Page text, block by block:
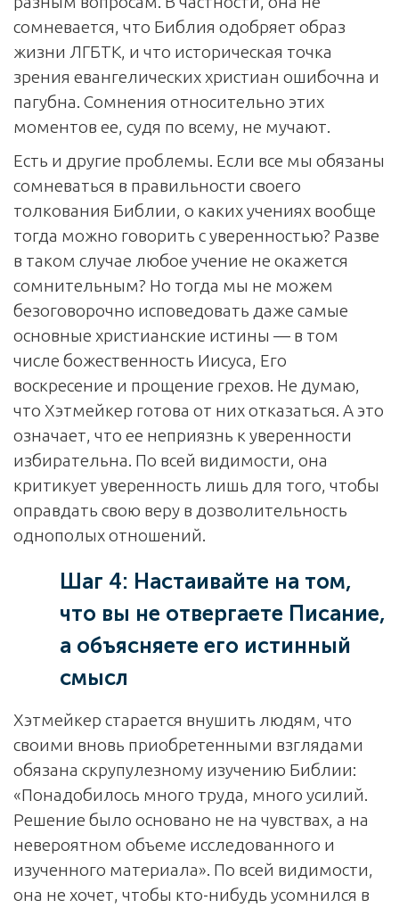
сомневается, что Библия одобряет образ
жизни ЛГБТК, и что историческая точка
зрения евангелических христиан ошибочна и
пагубна. Сомнения относительно этих
моментов ее, судя по всему, не мучают.
Есть и другие проблемы. Если все мы обязаны
сомневаться в правильности своего
толкования Библии, о каких учениях вообще
тогда можно говорить с уверенностью? Разве
в таком случае любое учение не окажется
сомнительным? Но тогда мы не можем
безоговорочно исповедовать даже самые
основные христианские истины — в том
числе божественность Иисуса, Его
воскресение и прощение грехов. Не думаю,
что Хэтмейкер готова от них отказаться. А это
означает, что ее неприязнь к уверенности
избирательна. По всей видимости, она
критикует уверенность лишь для того, чтобы
оправдать свою веру в дозволительность
однополых отношений.
Шаг 4: Настаивайте на том,
что вы не отвергаете Писание,
а объясняете его истинный
смысл
Хэтмейкер старается внушить людям, что
своими вновь приобретенными взглядами
обязана скрупулезному изучению Библии:
«Понадобилось много труда, много усилий.
Решение было основано не на чувствах, а на
невероятном объеме исследованного и
изученного материала». По всей видимости,
она не хочет, чтобы кто-нибудь усомнился в